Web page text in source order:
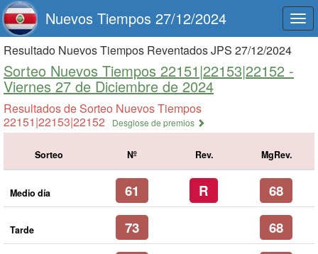
Nuevos Tiempos 27/12/2024
Resultado Nuevos Tiempos Reventados JPS 27/12/2024
Sorteo Nuevos Tiempos 22151|22153|22152 -
Viernes 27 de Diciembre de 2024
Resultados de Sorteo Nuevos Tiempos
22151|22153|22152
Desglose de premios
Sorteo Nº Rev. MgRev.
Medio día 61 R 68
Tarde 73 68